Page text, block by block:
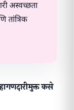
अस्वच्छता
तांत्रिक
कसे